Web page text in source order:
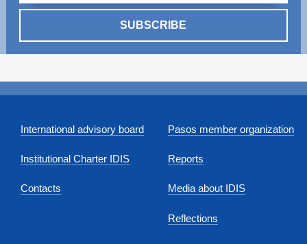
SUBSCRIBE
International advisory board
Institutional Charter IDIS
Contacts
Pasos member organization
Reports
Media about IDIS
Reflections